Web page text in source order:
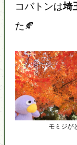
コバトンは埼
た🍂
モミジが